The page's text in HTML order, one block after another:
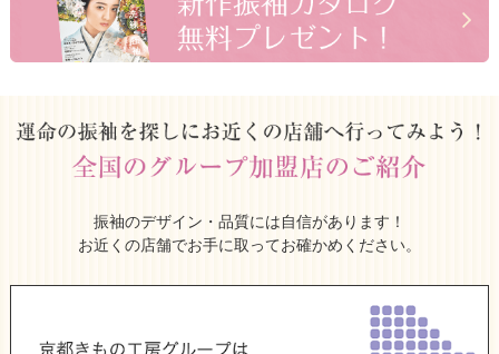
振袖のデザイン・品質には自信があります！
お近くの店舗でお手に取ってお確かめください。